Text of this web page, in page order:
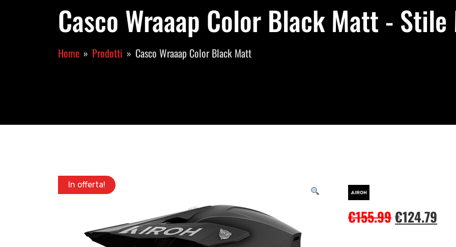
Casco Wraaap Color Black Matt -
Home Prodotti Casco Wraaap Color Black Matt
In offerta!
€155.99€124.79